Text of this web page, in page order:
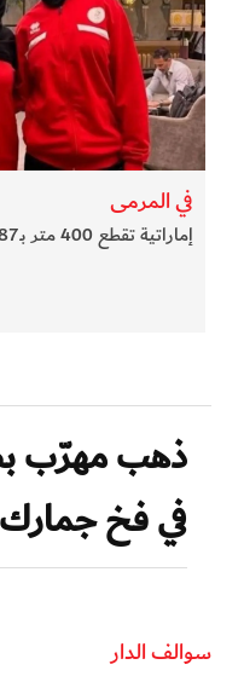
في المرمى
إماراتية تقطع 400 متر بـ57.87 ثانية
ذهب مهرّب
في فخ
سوالف الدار